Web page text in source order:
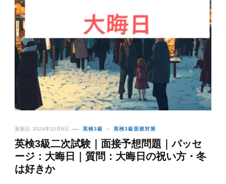
更新日: 2024年10月6日 英検3級 英検3級面接対策
英検3級二次試験｜面接予想問題｜パッセ
ージ：大晦日｜質問：大晦日の祝い方・冬
は好きか